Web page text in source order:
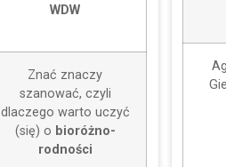
WDW
Znać znaczy
szanować, czyli
dlaczego warto uczyć
(się) o bioróżno-
rodności